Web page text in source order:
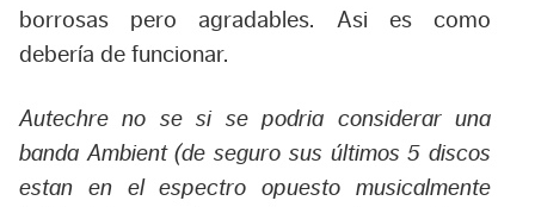
borrosas pero agradables. Asi es como
debería de funcionar.
Autechre no se si se podria considerar una
banda Ambient (de seguro sus últimos 5 discos
estan en el espectro opuesto musicalmente